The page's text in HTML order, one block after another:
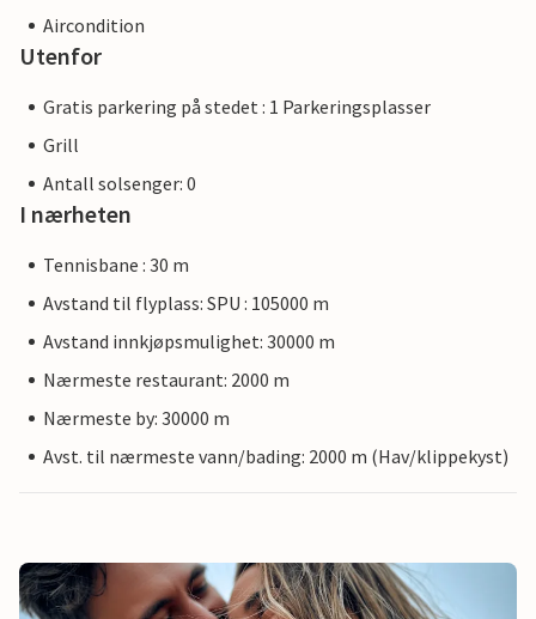
Aircondition
Utenfor
Gratis parkering på stedet : 1 Parkeringsplasser
Grill
Antall solsenger: 0
I nærheten
Tennisbane : 30 m
Avstand til flyplass: SPU : 105000 m
Avstand innkjøpsmulighet: 30000 m
Nærmeste restaurant: 2000 m
Nærmeste by: 30000 m
Avst. til nærmeste vann/bading: 2000 m (Hav/klippekyst)